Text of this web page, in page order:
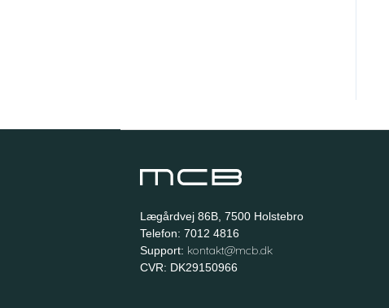
Lægårdvej 86B, 7500 Holstebro
Telefon: 7012 4816
Support: kontakt@mcb.dk
CVR: DK29150966